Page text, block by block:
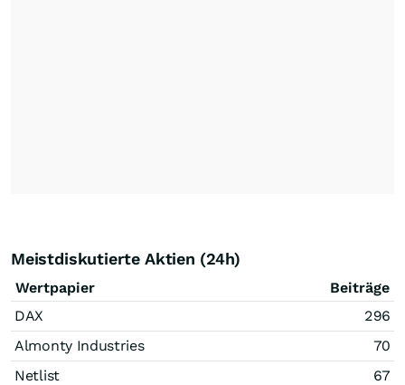
Meistdiskutierte Aktien (24h)
Wertpapier
Beiträge
DAX
296
Almonty Industries
70
Netlist
67